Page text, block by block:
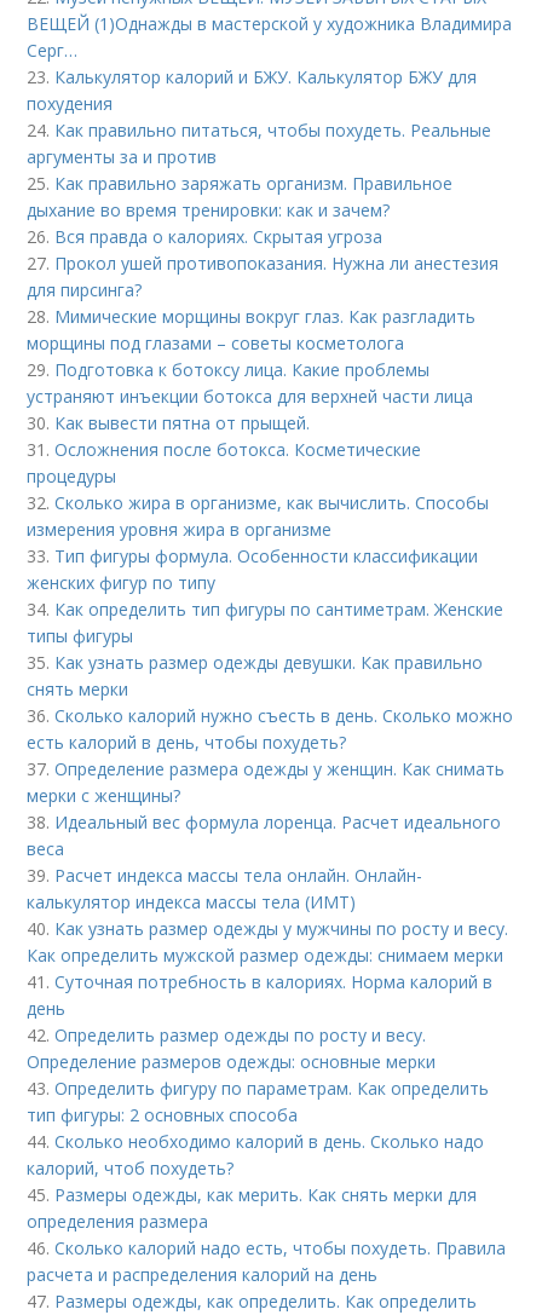
ВЕЩЕЙ (1)Однажды в мастерской у художника Владимира
Серг…
23. Калькулятор калорий и БЖУ. Калькулятор БЖУ для
похудения
24. Как правильно питаться, чтобы похудеть. Реальные
аргументы за и против
25. Как правильно заряжать организм. Правильное
дыхание во время тренировки: как и зачем?
26. Вся правда о калориях. Скрытая угроза
27. Прокол ушей противопоказания. Нужна ли анестезия
для пирсинга?
28. Мимические морщины вокруг глаз. Как разгладить
морщины под глазами – советы косметолога
29. Подготовка к ботоксу лица. Какие проблемы
устраняют инъекции ботокса для верхней части лица
30. Как вывести пятна от прыщей.
31.Осложнения после ботокса. Косметические
процедуры
32.Сколько жира в организме, как вычислить. Способы
измерения уровня жира в организме
33. Тип фигуры формула. Особенности классификации
женских фигур по типу
34. Как определить тип фигуры по сантиметрам. Женские
типы фигуры
35. Как узнать размер одежды девушки. Как правильно
снять мерки
36.Сколько калорий нужно съесть в день. Сколько можно
есть калорий в день, чтобы похудеть?
37.Определение размера одежды у женщин. Как снимать
мерки с женщины?
38. Идеальный вес формула лоренца. Расчет идеального
веса
39. Расчет индекса массы тела онлайн. Онлайн-
калькулятор индекса массы тела (ИМТ)
40. Как узнать размер одежды у мужчины по росту и весу.
Как определить мужской размер одежды: снимаем мерки
41.Суточная потребность в калориях. Норма калорий в
день
42.Определить размер одежды по росту и весу.
Определение размеров одежды: основные мерки
43.Определить фигуру по параметрам. Как определить
тип фигуры: 2 основных способа
44.Сколько необходимо калорий в день. Сколько надо
калорий, чтоб похудеть?
45. Размеры одежды, как мерить. Как снять мерки для
определения размера
46.Сколько калорий надо есть, чтобы похудеть. Правила
расчета и распределения калорий на день
47. Размеры одежды, как определить. Как определить